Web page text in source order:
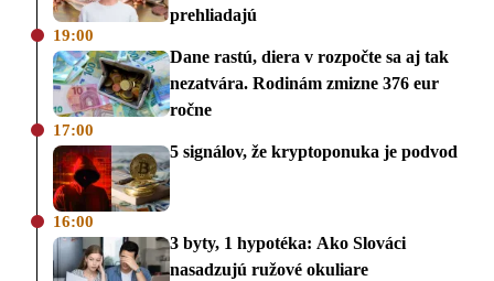
prehliadajú
19:00
Dane rastú, diera v rozpočte sa aj tak
nezatvára. Rodinám zmizne 376 eur
ročne
17:00
5 signálov, že kryptoponuka je podvod
16:00
3 byty, 1 hypotéka: Ako Slováci
nasadzujú ružové okuliare